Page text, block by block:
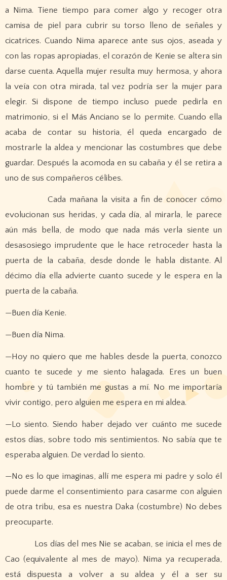
a Nima. Tiene tiempo para comer algo y recoger otra
camisa de piel para cubrir su torso lleno de señales y
cicatrices. Cuando Nima aparece ante sus ojos, aseada y
con las ropas apropiadas, el corazón de Kenie se altera sin
darse cuenta. Aquella mujer resulta muy hermosa, y ahora
la veía con otra mirada, tal vez podría ser la mujer para
elegir. Si dispone de tiempo incluso puede pedirla en
matrimonio, si el Más Anciano se lo permite. Cuando ella
acaba de contar su historia, él queda encargado de
mostrarle la aldea y mencionar las costumbres que debe
guardar. Después la acomoda en su cabaña y él se retira a
uno de sus compañeros célibes.
Cada mañana la visita a fin de conocer cómo
evolucionan sus heridas, y cada día, al mirarla, le parece
aún más bella, de modo que nada más verla siente un
desasosiego imprudente que le hace retroceder hasta la
puerta de la cabaña, desde donde le habla distante. Al
décimo día ella advierte cuanto sucede y le espera en la
puerta de la cabaña.
—Buen día Kenie.
—Buen día Nima.
—Hoy no quiero que me hables desde la puerta, conozco
cuanto te sucede y me siento halagada. Eres un buen
hombre y tú también me gustas a mí. No me importaría
vivir contigo, pero alguien me espera en mi aldea.
—Lo siento. Siendo haber dejado ver cuánto me sucede
estos días, sobre todo mis sentimientos. No sabía que te
esperaba alguien. De verdad lo siento.
—No es lo que imaginas, allí me espera mi padre y solo él
puede darme el consentimiento para casarme con alguien
de otra tribu, esa es nuestra Daka (costumbre) No debes
preocuparte.
Los días del mes Nie se acaban, se inicia el mes de
Cao (equivalente al mes de mayo). Nima ya recuperada,
está dispuesta a volver a su aldea y él a ser su